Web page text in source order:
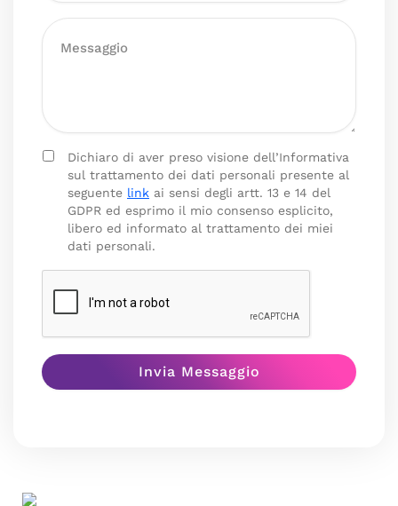
Dichiaro di aver preso visione dell’Informativa
sul trattamento dei dati personali presente al
seguente link ai sensi degli artt. 13 e 14 del
GDPR ed esprimo il mio consenso esplicito,
libero ed informato al trattamento dei miei
dati personali.